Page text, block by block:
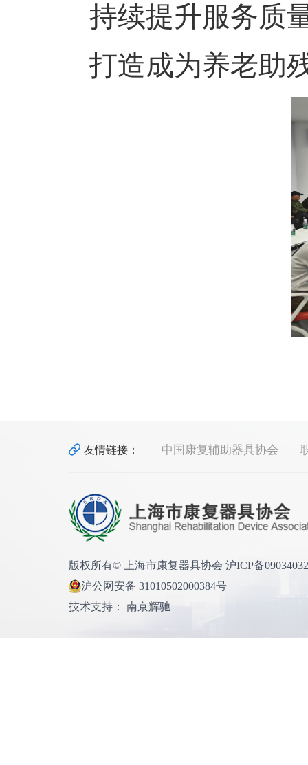
持续提升服务质
打造成为养老助
友情链接： 中国康复辅助器具协会
版权所有© 上海市康复器具协会 沪ICP备
沪公网安备 31010502000384号
技术支持： 南京辉驰